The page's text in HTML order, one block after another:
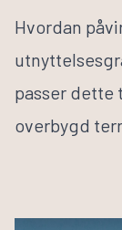
Bygge hus
Bestill
Hvordan
passer dette
overbygd